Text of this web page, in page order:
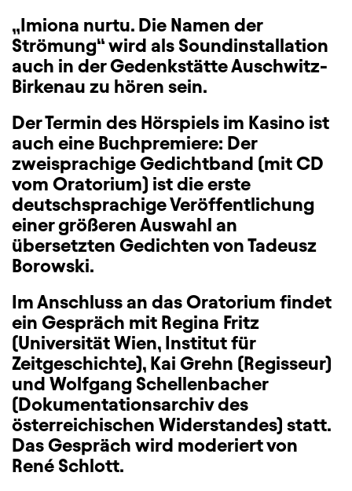
„Imiona nurtu. Die Namen der
Strömung“ wird als Soundinstallation
auch in der Gedenkstätte Auschwitz-
Birkenau zu hören sein.
Der Termin des Hörspiels im Kasino ist
auch eine Buchpremiere: Der
zweisprachige Gedichtband (mit CD
vom Oratorium) ist die erste
deutschsprachige Veröffentlichung
einer größeren Auswahl an
übersetzten Gedichten von Tadeusz
Borowski.
Im Anschluss an das Oratorium findet
ein Gespräch mit Regina Fritz
(Universität Wien, Institut für
Zeitgeschichte), Kai Grehn (Regisseur)
und Wolfgang Schellenbacher
(Dokumentationsarchiv des
österreichischen Widerstandes) statt.
Das Gespräch wird moderiert von
René Schlott.